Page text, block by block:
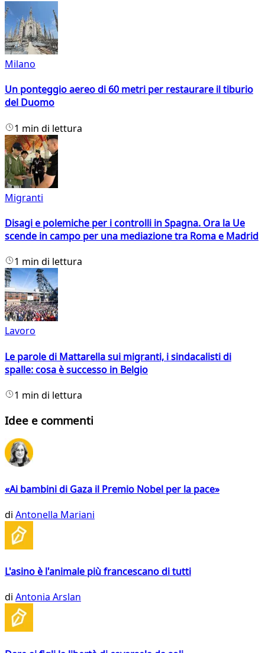
Milano
Un ponteggio aereo di 60 metri per restaurare il tiburio
del Duomo
1 min di lettura
Migranti
Disagi e polemiche per i controlli in Spagna. Ora la Ue
scende in campo per una mediazione tra Roma e Madrid
1 min di lettura
Lavoro
Le parole di Mattarella sui migranti, i sindacalisti di
spalle: cosa è successo in Belgio
1 min di lettura
Idee e commenti
«Ai bambini di Gaza il Premio Nobel per la pace»
di Antonella Mariani
L'asino è l'animale più francescano di tutti
di Antonia Arslan